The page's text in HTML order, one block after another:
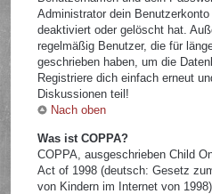
Administrator dein
deaktiviert oder gelöscht hat.
regelmäßig Benutzer, die für
geschrieben haben, um die
Registriere dich einfach erneut
Diskussionen teil!
Nach oben
Was ist COPPA?
COPPA, ausgeschrieben Child
Act of 1998 (deutsch: Gesetz
von Kindern im Internet von